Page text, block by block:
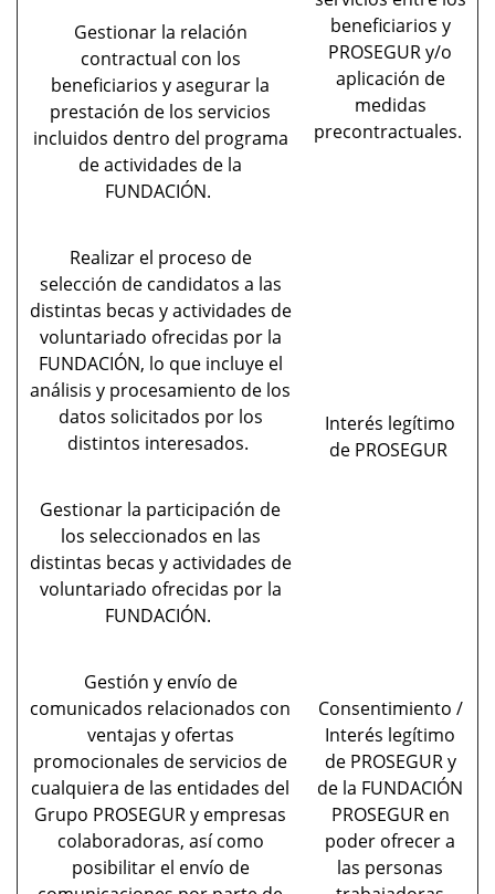
beneficiarios y
PROSEGUR y/o
aplicación de
medidas
precontractuales.
Gestionar la relación
contractual con los
beneficiarios y asegurar la
prestación de los servicios
incluidos dentro del programa
de actividades de la
FUNDACIÓN.
Realizar el proceso de
selección de candidatos a las
distintas becas y actividades de
voluntariado ofrecidas por la
FUNDACIÓN, lo que incluye el
análisis y procesamiento de los
datos solicitados por los
distintos interesados.
Interés legítimo
de PROSEGUR
Gestionar la participación de
los seleccionados en las
distintas becas y actividades de
voluntariado ofrecidas por la
FUNDACIÓN.
Gestión y envío de
comunicados relacionados con
ventajas y ofertas
promocionales de servicios de
cualquiera de las entidades del
Grupo PROSEGUR y empresas
colaboradoras, así como
posibilitar el envío de
Consentimiento /
Interés legítimo
de PROSEGUR y
de la FUNDACIÓN
PROSEGUR en
poder ofrecer a
las personas